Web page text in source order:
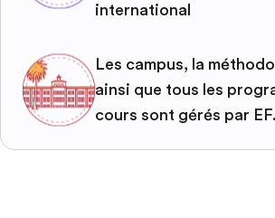
international
Les campus, la
ainsi que tous les
cours sont gérés par EF.